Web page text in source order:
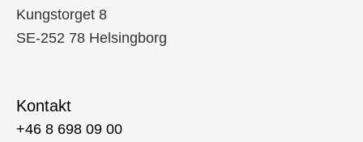
Kungstorget 8
SE-252 78 Helsingborg
Kontakt
+46 8 698 09 00